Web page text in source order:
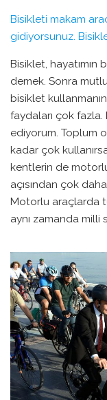
Bisikleti makam
gidiyorsunuz.
Bisiklet, hayatımın
demek. Sonra
bisiklet
faydaları çok
ediyorum. Toplum
kadar çok
kentlerin de
açısından çok
Motorlu araçlarda
aynı zamanda milli